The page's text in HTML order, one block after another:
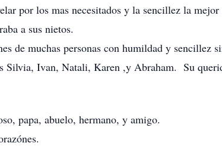
por los mas necesitados y la sencillez la mejor
a sus nietos.
de muchas personas con humildad y sencillez
Silvia, Ivan, Natali, Karen ,y Abraham. Su
papa, abuelo, hermano, y amigo.